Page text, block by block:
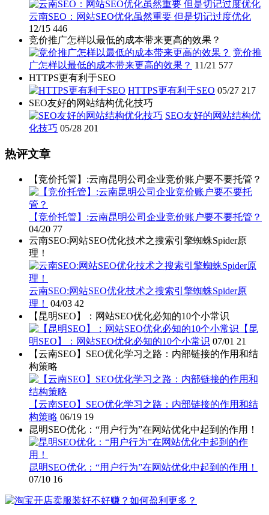
云南SEO：网站SEO优化虽然重要 但是切记过度优化
12/15 446
竞价推广怎样以最低的成本带来更高的效果？
竞价推
广怎样以最低的成本带来更高的效果？ 11/21 577
HTTPS更有利于SEO
HTTPS更有利于SEO 05/27 217
SEO友好的网站结构优化技巧
SEO友好的网站结构优
化技巧 05/28 201
热评文章
【竞价托管】:云南昆明公司企业竞价账户要不要托管？
【竞价托管】:云南昆明公司企业竞价账户要不要托管？
04/20 77
云南SEO:网站SEO优化技术之搜索引擎蜘蛛Spider原
理！
云南SEO:网站SEO优化技术之搜索引擎蜘蛛Spider原
理！
04/03 42
【昆明SEO】：网站SEO优化必知的10个小常识
【昆
明SEO】：网站SEO优化必知的10个小常识 07/01 21
【云南SEO】SEO优化学习之路：内部链接的作用和结
构策略
【云南SEO】SEO优化学习之路：内部链接的作用和结
构策略 06/19 19
昆明SEO优化：“用户行为”在网站优化中起到的作用！
昆明SEO优化：“用户行为”在网站优化中起到的作用！
07/10 16